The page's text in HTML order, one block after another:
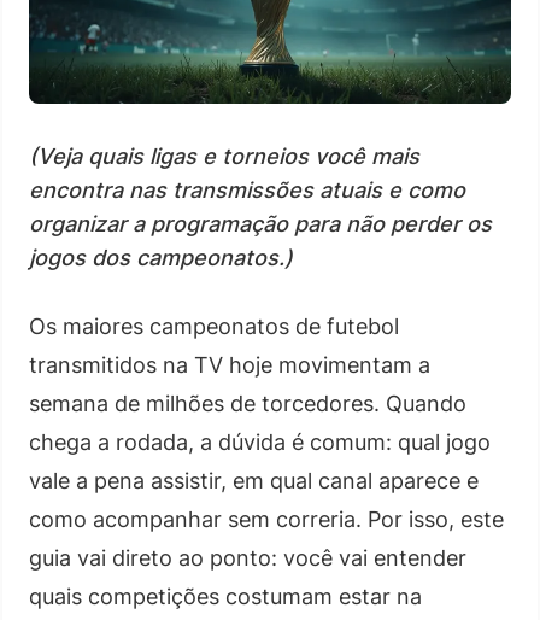
(Veja quais ligas e torneios você mais
encontra nas transmissões atuais e como
organizar a programação para não perder os
jogos dos campeonatos.)
Os maiores campeonatos de futebol
transmitidos na TV hoje movimentam a
semana de milhões de torcedores. Quando
chega a rodada, a dúvida é comum: qual jogo
vale a pena assistir, em qual canal aparece e
como acompanhar sem correria. Por isso, este
guia vai direto ao ponto: você vai entender
quais competições costumam estar na